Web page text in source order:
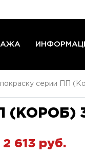
серии ПП
2 613 pуб.